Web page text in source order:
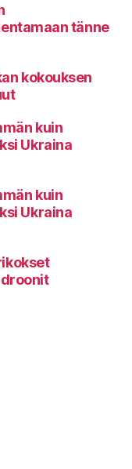
tänne
kokouksen
kuin
Ukraina
kuin
Ukraina
droonit